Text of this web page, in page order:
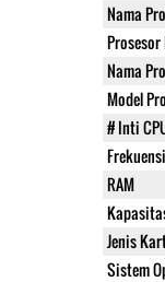
Nama
Prosesor
Nama
Model
# Inti
RAM
Jenis
Sistem